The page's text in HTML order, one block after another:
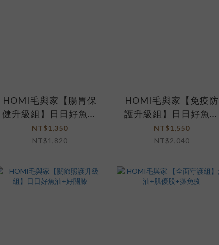
HOMI毛與家【腸胃保
健升級組】日日好魚油
+腸胃淨
NT$1,350
NT$1,820
HOMI毛與家【免疫防
護升級組】日日好魚油
+藻免疫
NT$1,550
NT$2,040